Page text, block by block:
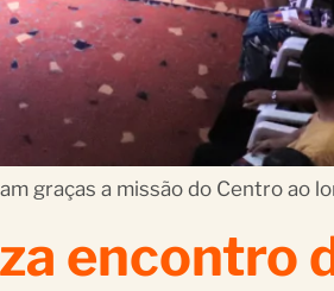
graças a missão do Centro ao
encontro